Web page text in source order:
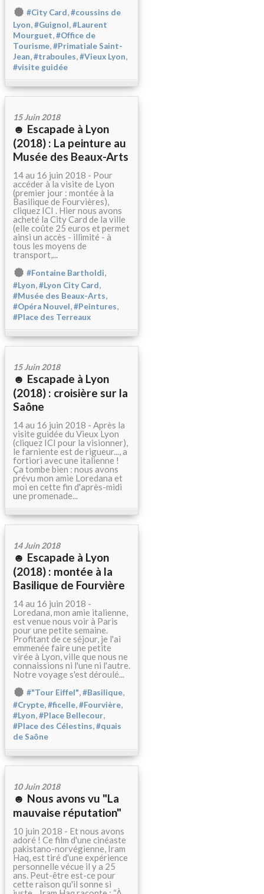
#City Card,#coussins de
Lyon,#Guignol,#Laurent
Mourguet,#Office de
Tourisme,#Primatiale Saint-
Jean,#traboules,#Vieux Lyon,
#visite guidée
15 Juin 2018
☻ Escapade à Lyon
(2018) : La peinture au
Musée des Beaux-Arts
14 au 16 juin 2018 - Pour
accéder à la visite de Lyon
(premier jour : montée à la
Basilique de Fourvières),
cliquez ICI . Hier nous avons
acheté la City Card de la ville
(elle coûte 25 euros et permet
ainsi un accès - illimité - à
tous les moyens de
transport,...
#Fontaine Bartholdi,
#Lyon,#Lyon City Card,
#Musée des Beaux-Arts,
#Opéra Nouvel,#Peintures,
#Place des Terreaux
15 Juin 2018
☻ Escapade à Lyon
(2018) : croisière sur la
Saône
14 au 16 juin 2018 - Après la
visite guidée du Vieux Lyon
(cliquez ICI pour la visionner),
le farniente est de rigueur..., a
fortiori avec une italienne !
Ça tombe bien : nous avons
prévu mon amie Loredana et
moi en cette fin d'après-midi
une promenade...
14 Juin 2018
☻ Escapade à Lyon
(2018) : montée à la
Basilique de Fourvière
14 au 16 juin 2018 -
Loredana, mon amie italienne,
est venue nous voir à Paris
pour une petite semaine.
Profitant de ce séjour, je l'ai
emmenée faire une petite
virée à Lyon, ville que nous ne
connaissions ni l'une ni l'autre.
Notre voyage s'est déroulé...
#"Tour Eiffel",#Basilique,
#Crypte,#ficelle,#Fourvière,
#Lyon,#Place Bellecour,
#Place des Célestins,#quais
de Saône
10 Juin 2018
☻ Nous avons vu "La
mauvaise réputation"
10 juin 2018 - Et nous avons
adoré ! Ce film d'une cinéaste
pakistano-norvégienne, Iram
Haq, est tiré d'une expérience
personnelle vécue il y a 25
ans. Peut-être est-ce pour
cette raison qu'il sonne si